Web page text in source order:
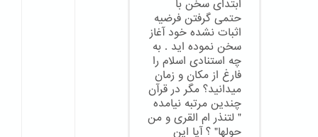
ابتدای سخن با
حتمی گرفتن فرضیه
اثبات نشده خود آغاز
سخن نموده اید . به
چه استنادی اسلام را
فارغ از مکان و زمان
میدانید؟ مگر در قرآن
چندین مرتبه نیامده
" لتنذر ام القری و من
حولها" ؟ آیا این